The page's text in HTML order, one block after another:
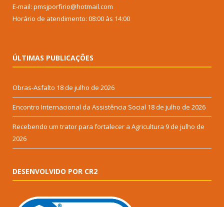
E-mail: pmsjporfirio@hotmail.com
Horário de atendimento: 08:00 às 14:00
ÚLTIMAS PUBLICAÇÕES
Obras-Asfalto 18 de julho de 2026
Encontro Internacional da Assistência Social 18 de julho de 2026
Recebendo um trator para fortalecer a Agricultura 9 de julho de
2026
DESENVOLVIDO POR CR2